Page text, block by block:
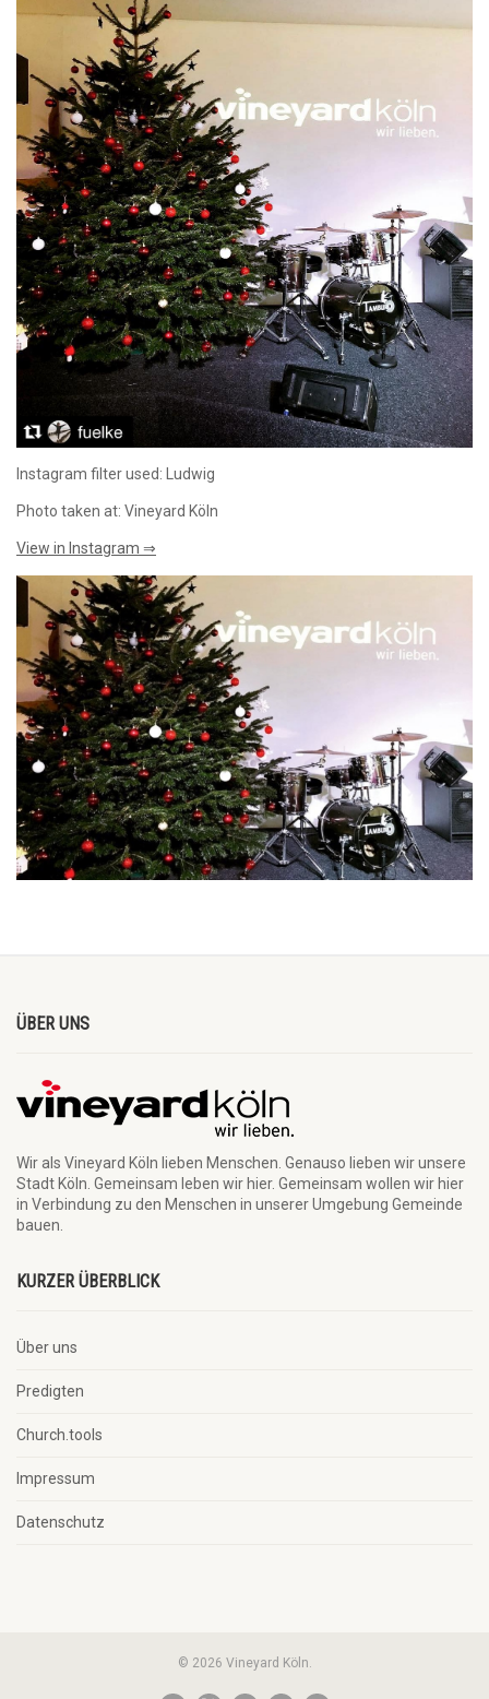
Instagram filter used: Ludwig
Photo taken at: Vineyard Köln
View in Instagram ⇒
ÜBER UNS
Wir als Vineyard Köln lieben Menschen. Genauso lieben wir unsere
Stadt Köln. Gemeinsam leben wir hier. Gemeinsam wollen wir hier
in Verbindung zu den Menschen in unserer Umgebung Gemeinde
bauen.
KURZER ÜBERBLICK
Über uns
Predigten
Church.tools
Impressum
Datenschutz
© 2026 Vineyard Köln.